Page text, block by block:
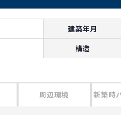
建築年月
構造
周辺環境 新築時